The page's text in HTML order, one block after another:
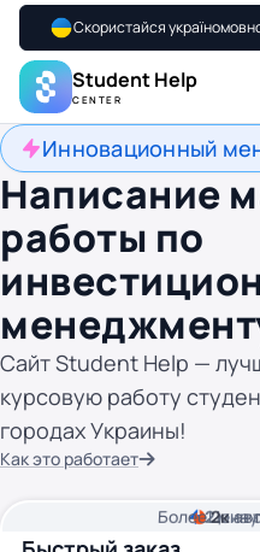
Скористайся
Student Help
CENTER
Инновационный
Написание
работы по
Сайт Student Help —
курсовую работу
городах Украины!
Как это работает
2Цена
Более2к